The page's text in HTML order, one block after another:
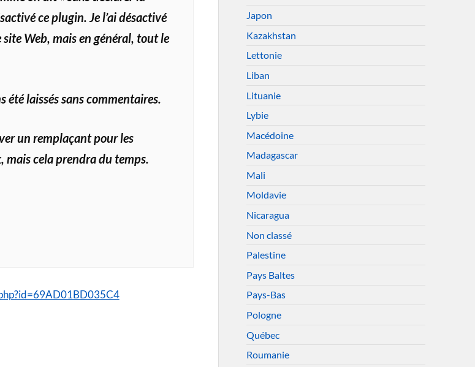
ce plugin. Je l’ai désactivé
Web, mais en général, tout le
été laissés sans commentaires.
un remplaçant pour les
mais cela prendra du temps.
Japon
Kazakhstan
Lettonie
Liban
Lituanie
Lybie
Macédoine
Madagascar
Mali
Moldavie
Nicaragua
Non classé
Palestine
Pays Baltes
Pays-Bas
Pologne
Québec
Roumanie